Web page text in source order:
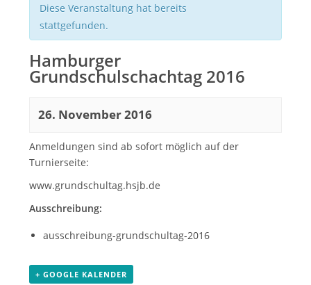
Diese Veranstaltung hat bereits
stattgefunden.
Hamburger
Grundschulschachtag 2016
26. November 2016
Anmeldungen sind ab sofort möglich auf der
Turnierseite:
www.grundschultag.hsjb.de
Ausschreibung:
ausschreibung-grundschultag-2016
+ GOOGLE KALENDER